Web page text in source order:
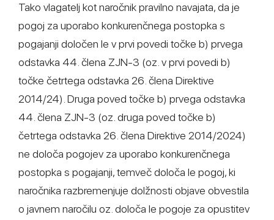
Tako vlagatelj kot naročnik pravilno navajata, da je
pogoj za uporabo konkurenčnega postopka s
pogajanji določen le v prvi povedi točke b) prvega
odstavka 44. člena ZJN-3 (oz. v prvi povedi b)
točke četrtega odstavka 26. člena Direktive
2014/24). Druga poved točke b) prvega odstavka
44. člena ZJN-3 (oz. druga poved točke b)
četrtega odstavka 26. člena Direktive 2014/2024)
ne določa pogojev za uporabo konkurenčnega
postopka s pogajanji, temveč določa le pogoj, ki
naročnika razbremenjuje dolžnosti objave obvestila
o javnem naročilu oz. določa le pogoje za opustitev